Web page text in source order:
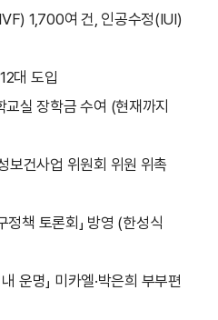
1,700여 건, 인공수정(IUI)
대 도입
실 장학금 수여 (현재까지
보건사업 위원회 위원 위촉
정책 토론회」 방영 (한성식
운명」 미카엘·박은희 부부편